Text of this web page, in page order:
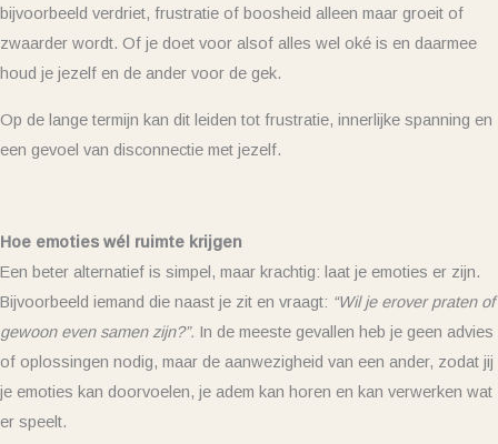
bijvoorbeeld verdriet, frustratie of boosheid alleen maar groeit of
zwaarder wordt. Of je doet voor alsof alles wel oké is en daarmee
houd je jezelf en de ander voor de gek.
Op de lange termijn kan dit leiden tot frustratie, innerlijke spanning en
een gevoel van disconnectie met jezelf.
Hoe emoties wél ruimte krijgen
Een beter alternatief is simpel, maar krachtig: laat je emoties er zijn.
Bijvoorbeeld iemand die naast je zit en vraagt: “Wil je erover praten of
gewoon even samen zijn?”. In de meeste gevallen heb je geen advies
of oplossingen nodig, maar de aanwezigheid van een ander, zodat jij
je emoties kan doorvoelen, je adem kan horen en kan verwerken wat
er speelt.